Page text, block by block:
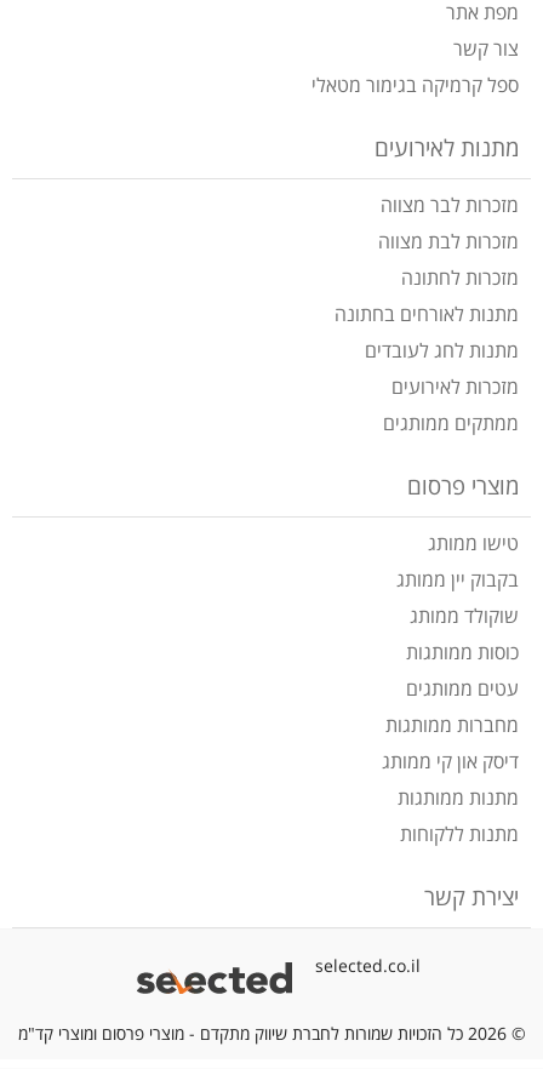
מפת אתר
צור קשר
ספל קרמיקה בגימור מטאלי
מתנות לאירועים
מזכרות לבר מצווה
מזכרות לבת מצווה
מזכרות לחתונה
מתנות לאורחים בחתונה
מתנות לחג לעובדים
מזכרות לאירועים
ממתקים ממותגים
מוצרי פרסום
טישו ממותג
בקבוק יין ממותג
שוקולד ממותג
כוסות ממותגות
עטים ממותגים
מחברות ממותגות
דיסק און קי ממותג
מתנות ממותגות
מתנות ללקוחות
יצירת קשר
selected.co.il
© 2026 כל הזכויות שמורות לחברת שיווק מתקדם - מוצרי פרסום ומוצרי קד"מ